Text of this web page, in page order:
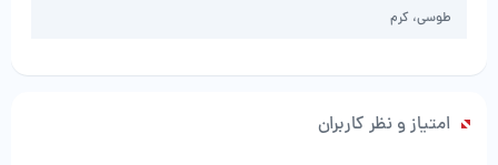
طوسی، کرم
امتیاز و نظر کاربران